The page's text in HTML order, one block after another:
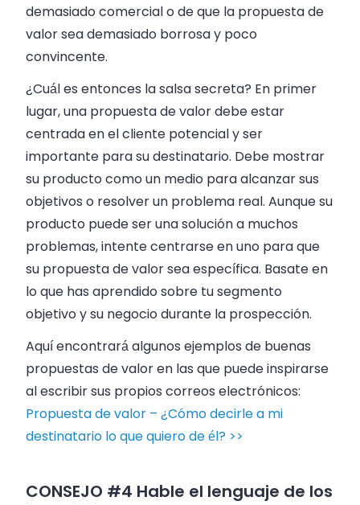
demasiado comercial o de que la propuesta de
valor sea demasiado borrosa y poco
convincente.
¿Cuál es entonces la salsa secreta? En primer
lugar, una propuesta de valor debe estar
centrada en el cliente potencial y ser
importante para su destinatario. Debe mostrar
su producto como un medio para alcanzar sus
objetivos o resolver un problema real. Aunque su
producto puede ser una solución a muchos
problemas, intente centrarse en uno para que
su propuesta de valor sea específica. Basate en
lo que has aprendido sobre tu segmento
objetivo y su negocio durante la prospección.
Aquí encontrará algunos ejemplos de buenas
propuestas de valor en las que puede inspirarse
al escribir sus propios correos electrónicos:
Propuesta de valor – ¿Cómo decirle a mi
destinatario lo que quiero de él? >>
CONSEJO #4 Hable el lenguaje de los